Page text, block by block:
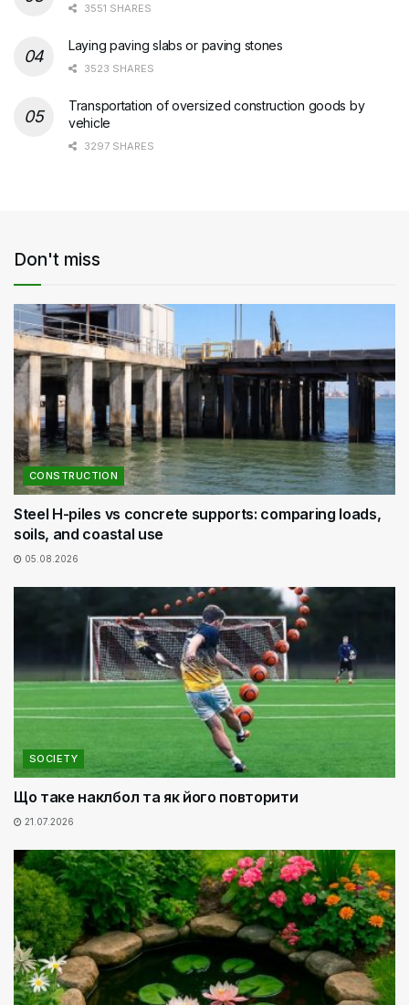
3551 SHARES
Laying paving slabs or paving stones
3523 SHARES
Transportation of oversized construction goods by
vehicle
3297 SHARES
Don't miss
CONSTRUCTION
Steel H-piles vs concrete supports: comparing loads,
soils, and coastal use
05.08.2026
SOCIETY
Що таке наклбол та як його повторити
21.07.2026